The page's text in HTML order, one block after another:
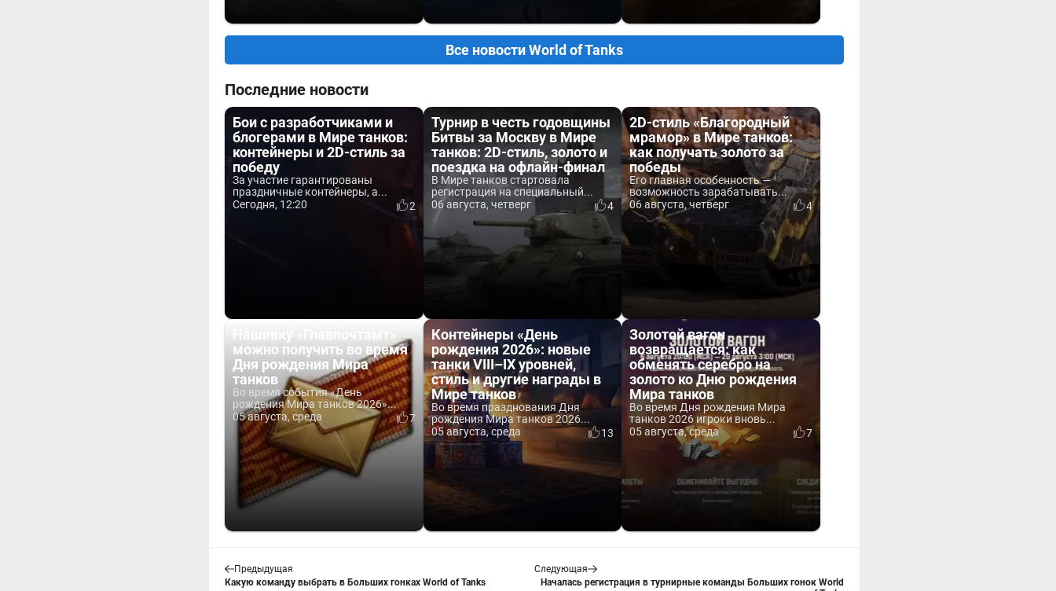
Все новости World of Tanks
Последние новости
Бои с разработчиками и
блогерами в Мире танков:
контейнеры и 2D-стиль за
победу
За участие гарантированы
праздничные контейнеры, а...
Сегодня, 12:20
2
Турнир в честь годовщины
Битвы за Москву в Мире
танков: 2D-стиль, золото и
поездка на офлайн-финал
В Мире танков стартовала
регистрация на специальный...
06 августа, четверг
4
2D-стиль «Благородный
мрамор» в Мире танков:
как получать золото за
победы
Его главная особенность —
возможность зарабатывать...
06 августа, четверг
4
Нашивку «Главпочтамт»
можно получить во время
Дня рождения Мира
танков
Во время события «День
рождения Мира танков 2026»...
05 августа, среда
7
Контейнеры «День
рождения 2026»: новые
танки VIII–IX уровней,
стиль и другие награды в
Мире танков
Во время празднования Дня
рождения Мира танков 2026...
05 августа, среда
13
Золотой вагон
возвращается: как
обменять серебро на
золото ко Дню рождения
Мира танков
Во время Дня рождения Мира
танков 2026 игроки вновь...
05 августа, среда
7
Предыдущая
Какую команду выбрать в Больших гонках World of Tanks
Следующая
Началась регистрация в турнирные команды Больших гонок World